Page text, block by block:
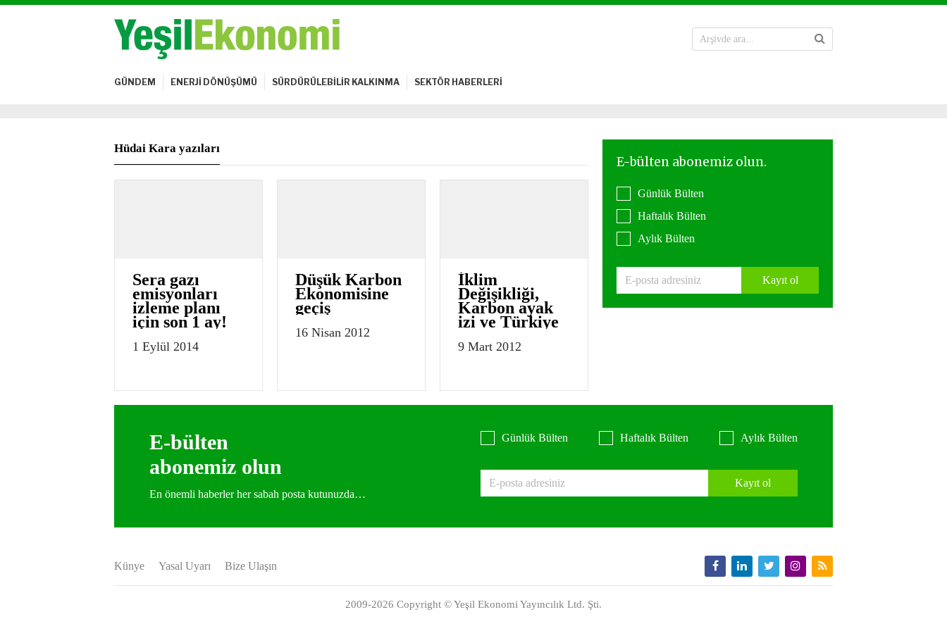
GÜNDEM ENERJİ DÖNÜŞÜMÜ SÜRDÜRÜLEBİLİR KALKINMA SEKTÖR HABERLERİ
Hüdai Kara yazıları
Sera gazı
emisyonları
izleme planı
için son 1 ay!
1 Eylül 2014
Düşük Karbon
Ekonomisine
geçiş
16 Nisan 2012
İklim
Değişikliği,
Karbon ayak
izi ve Türkiye
9 Mart 2012
Günlük Bülten
Haftalık Bülten
Aylık Bülten
Kayıt ol
E-bülten
abonemiz olun
En önemli haberler her sabah posta kutunuzda…
Günlük Bülten Haftalık Bülten Aylık Bülten
Kayıt ol
Künye Yasal Uyarı Bize Ulaşın
2009-2026 Copyright © Yeşil Ekonomi Yayıncılık Ltd. Şti.